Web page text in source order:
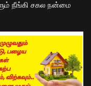
நீங்கி சகல நன்மை